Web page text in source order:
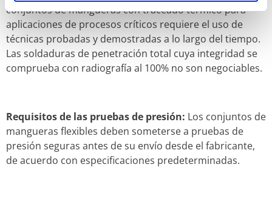
conjuntos de mangueras con traceado térmico para
aplicaciones de procesos críticos requiere el uso de
técnicas probadas y demostradas a lo largo del tiempo.
Las soldaduras de penetración total cuya integridad se
comprueba con radiografía al 100% no son negociables.
Requisitos de las pruebas de presión: Los conjuntos de
mangueras flexibles deben someterse a pruebas de
presión seguras antes de su envío desde el fabricante,
de acuerdo con especificaciones predeterminadas.